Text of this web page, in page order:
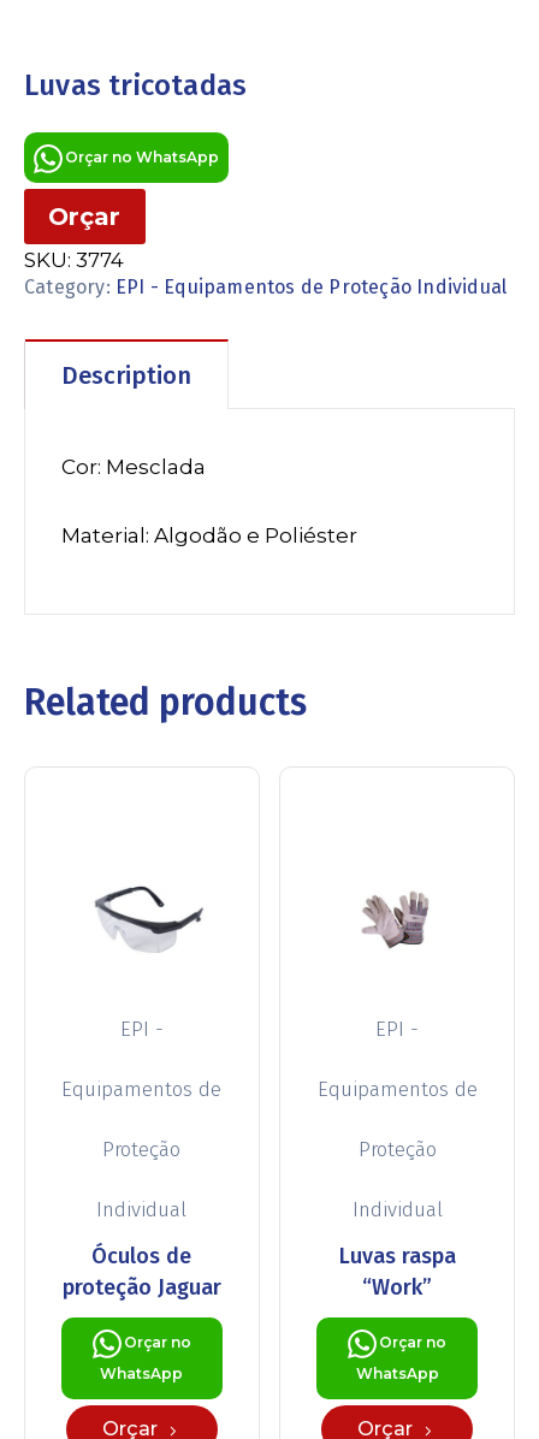
Luvas tricotadas
Orçar no WhatsApp
Orçar
SKU: 3774
Category: EPI - Equipamentos de Proteção Individual
Description
Cor: Mesclada
Material: Algodão e Poliéster
Related products
EPI -
Equipamentos de
Proteção
Individual
Óculos de
proteção Jaguar
Orçar no
WhatsApp
Orçar
EPI -
Equipamentos de
Proteção
Individual
Luvas raspa
“Work”
Orçar no
WhatsApp
Orçar